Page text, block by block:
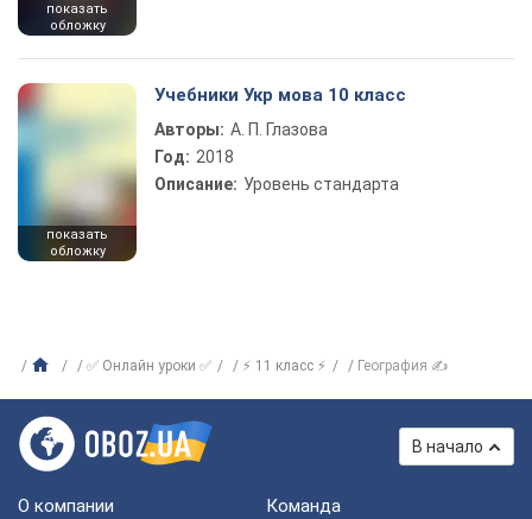
показать
обложку
показать
обложку
Учебники Укр мова 10 класс
Авторы: А. П. Глазова
Год: 2018
Описание: Уровень стандарта
✅ Онлайн уроки ✅ ⚡ 11 класс ⚡ География ✍
В начало
О компании Команда